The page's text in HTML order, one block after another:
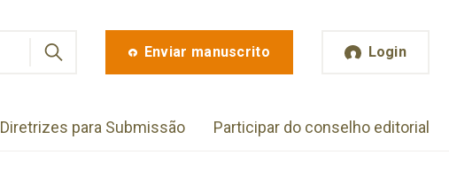
Enviar manuscrito Login
Diretrizes para Submissão Participar do conselho editorial